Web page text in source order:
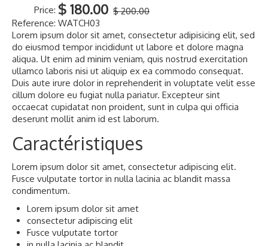
Price: $ 180.00 $ 200.00
Reference: WATCH03
Lorem ipsum dolor sit amet, consectetur adipisicing elit, sed
do eiusmod tempor incididunt ut labore et dolore magna
aliqua. Ut enim ad minim veniam, quis nostrud exercitation
ullamco laboris nisi ut aliquip ex ea commodo consequat.
Duis aute irure dolor in reprehenderit in voluptate velit esse
cillum dolore eu fugiat nulla pariatur. Excepteur sint
occaecat cupidatat non proident, sunt in culpa qui officia
deserunt mollit anim id est laborum.
Caractéristiques
Lorem ipsum dolor sit amet, consectetur adipiscing elit.
Fusce vulputate tortor in nulla lacinia ac blandit massa
condimentum.
Lorem ipsum dolor sit amet
consectetur adipiscing elit
Fusce vulputate tortor